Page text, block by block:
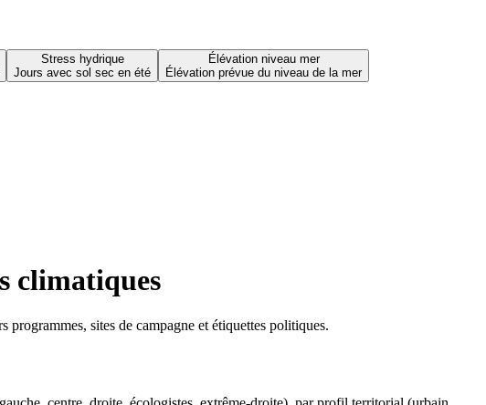
Stress hydrique
Jours avec sol sec en été
Élévation niveau mer
Élévation prévue du niveau de la mer
climatiques
sites de campagne et étiquettes politiques.